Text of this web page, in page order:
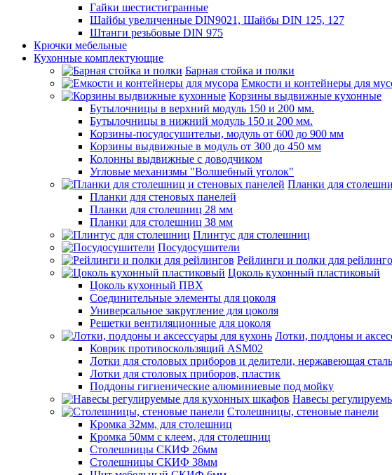
Гайки шестистигранные
Шайбы увеличенные DIN9021, Шайбы DIN 125, 127
Штанги резьбовые DIN 975
Крючки мебельные
Кухонные комплектующие
Барная стойка и полки
Емкости и контейнеры для
Корзины выдвижные кухонные
Бутылочницы в верхний модуль 150 и 200 мм.
Бутылочницы в нижний модуль 150 и 200 мм.
Корзины-посудосушительи, модуль от 600 до 900 мм
Корзины выдвижные в модуль от 300 до 450 мм
Колонны выдвижные с доводчиком
Угловые механизмы "Волшебный уголок"
Планки для
Планки для стеновых панелей
Планки для столешниц 28 мм
Планки для столешниц 38 мм
Плинтус для столешниц
Посудосушители
Рейлинги и полки для
Цоколь кухонный пластиковый
Цоколь кухонный ПВХ
Соединительные элементы для цоколя
Универсальное закругление для цоколя
Решетки вентиляционные для цоколя
Лотки, поддоны и
Коврик противоскользящий ASM02
Лотки для столовых приборов и делители, нержавеющая сталь
Лотки для столовых приборов, пластик
Поддоны гигиенические алюминиевые под мойку
Навесы
Столешницы, стеновые панели
Кромка 32мм, для столешниц
Кромка 50мм с клеем, для столешниц
Столешницы СКИФ 26мм
Столешницы СКИФ 38мм